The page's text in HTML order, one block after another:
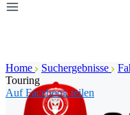
Home Suchergebnisse
Touring
Auf Facebook teilen